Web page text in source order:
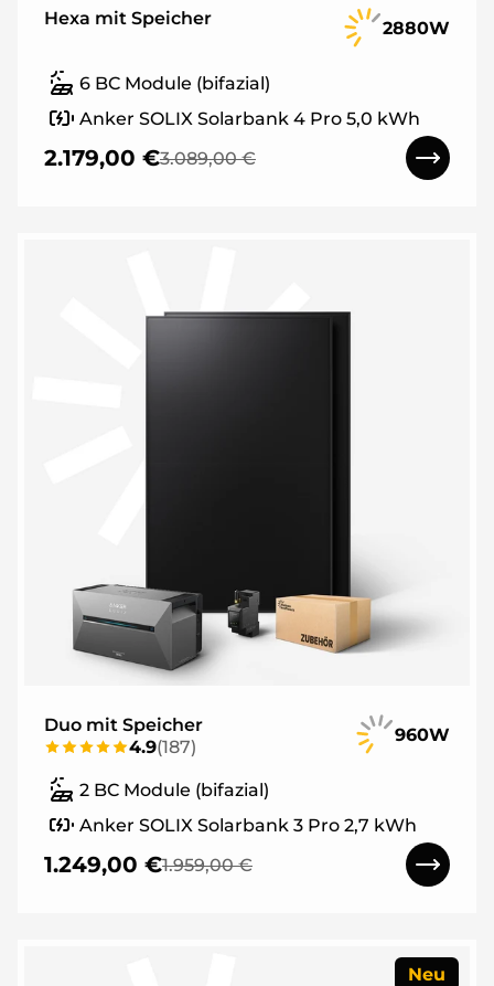
Hexa mit Speicher 2880W
6 BC Module (bifazial)
Anker SOLIX Solarbank 4 Pro 5,0 kWh
2.179,00 €3.089,00 €
Duo mit Speicher
4.9(187)
960W
2 BC Module (bifazial)
Anker SOLIX Solarbank 3 Pro 2,7 kWh
1.249,00 €1.959,00 €
Neu